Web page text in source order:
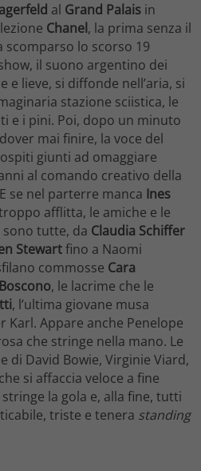
al Grand Palais in
Chanel, la prima senza il
scomparso lo scorso 19
il suono argentino dei
e lieve, si diffonde nell’aria, si
stazione sciistica, le
e i pini. Poi, dopo un minuto
mai finire, la voce del
giunti ad omaggiare
al comando creativo della
E se nel parterre manca Ines
afflitta, le amiche e le
tutte, da Claudia Schiffer
Stewartfino a Naomi
commosse Cara
, le lacrime che le
, l’ultima giovane musa
Karl. Appare anche Penelope
che stringe nella mano. Le
di David Bowie, Virginie Viard,
si affaccia veloce a fine
la gola e, alla fine, tutti
triste e tenera standing